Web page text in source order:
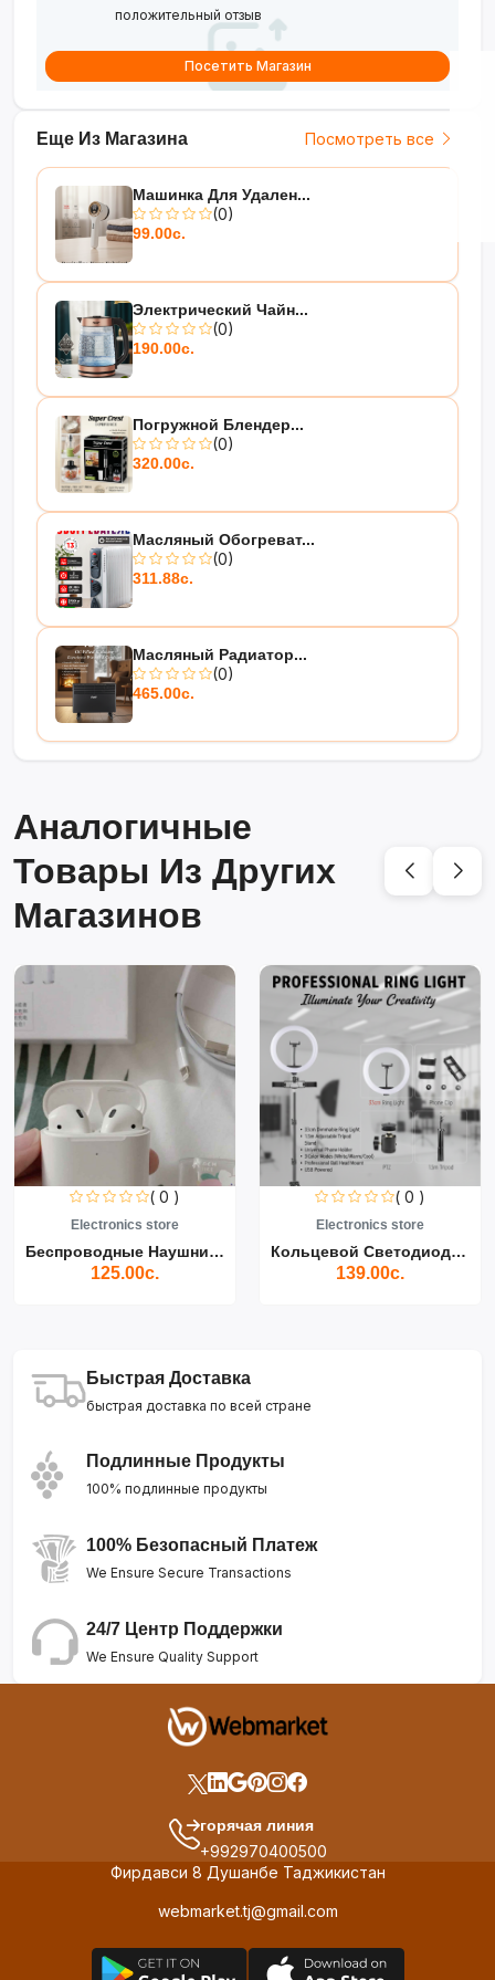
Еще Из Магазина Посмотреть все
Машинка Для Удален...
(0)
99.00с.
Электрический Чайн...
(0)
190.00с.
Погружной Блендер...
(0)
320.00с.
Масляный Обогреват...
(0)
311.88с.
Масляный Радиатор...
(0)
465.00с.
положительный отзыв
Посетить Магазин
Аналогичные
Товары Из Других
Магазинов
( 0 )
Electronics store
Беспроводные Наушники Air...
125.00с.
( 0 )
Electronics store
Кольцевой Светодиодный Св...
139.00с.
Быстрая Доставка
быстрая доставка по всей стране
Подлинные Продукты
100% подлинные продукты
100% Безопасный Платеж
We Ensure Secure Transactions
24/7 Центр Поддержки
We Ensure Quality Support
горячая линия
+992970400500
Фирдавси 8 Душанбе Таджикистан
webmarket.tj@gmail.com